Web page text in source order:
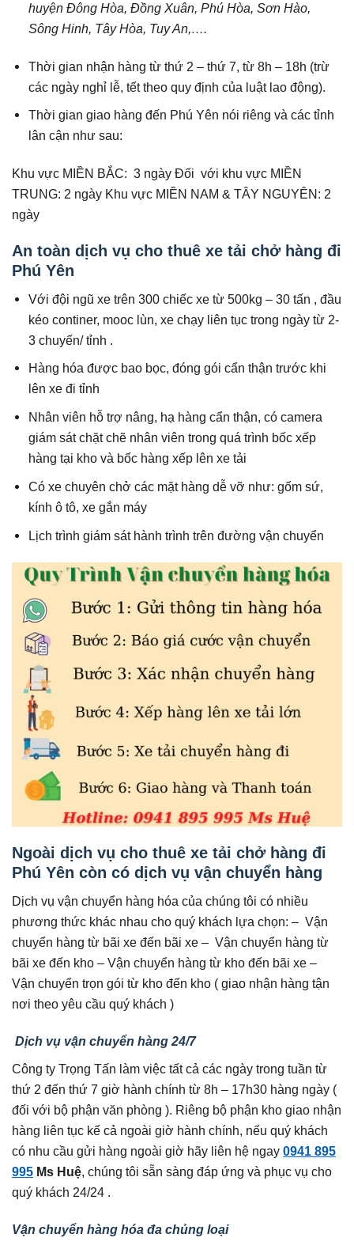
huyện Đông Hòa, Đồng Xuân, Phú Hòa, Sơn Hào,
Sông Hinh, Tây Hòa, Tuy An,….
Thời gian nhận hàng từ thứ 2 – thứ 7, từ 8h – 18h (trừ
các ngày nghỉ lễ, tết theo quy định của luật lao động).
Thời gian giao hàng đến Phú Yên nói riêng và các tỉnh
lân cận như sau:
Khu vực MIỀN BẮC: 3 ngày Đối với khu vực MIỀN
TRUNG: 2 ngày Khu vực MIỀN NAM & TÂY NGUYÊN: 2
ngày
An toàn dịch vụ cho thuê xe tải chở hàng đi
Phú Yên
Với đội ngũ xe trên 300 chiếc xe từ 500kg – 30 tấn , đầu
kéo continer, mooc lùn, xe chạy liên tục trong ngày từ 2-
3 chuyến/ tỉnh .
Hàng hóa được bao bọc, đóng gói cẩn thận trước khi
lên xe đi tỉnh
Nhân viên hỗ trợ nâng, hạ hàng cẩn thận, có camera
giám sát chặt chẽ nhân viên trong quá trình bốc xếp
hàng tại kho và bốc hàng xếp lên xe tải
Có xe chuyên chở các mặt hàng dễ vỡ như: gốm sứ,
kính ô tô, xe gắn máy
Lịch trình giám sát hành trình trên đường vận chuyển
Ngoài dịch vụ cho thuê xe tải chở hàng đi
Phú Yên còn có dịch vụ vận chuyển hàng
Dịch vụ vận chuyển hàng hóa của chúng tôi có nhiều
phương thức khác nhau cho quý khách lựa chọn: – Vận
chuyển hàng từ bãi xe đến bãi xe – Vận chuyển hàng từ
bãi xe đến kho – Vận chuyển hàng từ kho đến bãi xe –
Vận chuyển trọn gói từ kho đến kho ( giao nhận hàng tận
nơi theo yêu cầu quý khách )
Dịch vụ vận chuyển hàng 24/7
Công ty Trọng Tấn làm việc tất cả các ngày trong tuần từ
thứ 2 đến thứ 7 giờ hành chính từ 8h – 17h30 hàng ngày (
đối với bộ phận văn phòng ). Riêng bộ phận kho giao nhận
hàng liên tục kế cả ngoài giờ hành chính, nếu quý khách
có nhu cầu gửi hàng ngoài giờ hãy liên hệ ngay 0941 895
995 Ms Huệ , chúng tôi sẵn sàng đáp ứng và phục vụ cho
quý khách 24/24 .
Vận chuyển hàng hóa đa chủng loại